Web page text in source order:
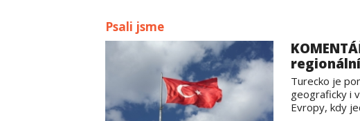
Psali jsme
Turecko je
geograficky i
Evropy, kdy